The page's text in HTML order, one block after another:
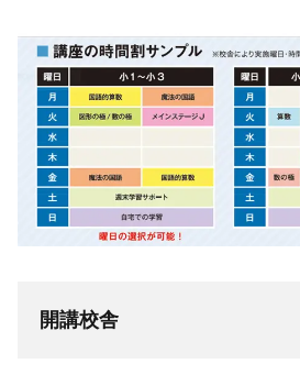
開講校舎